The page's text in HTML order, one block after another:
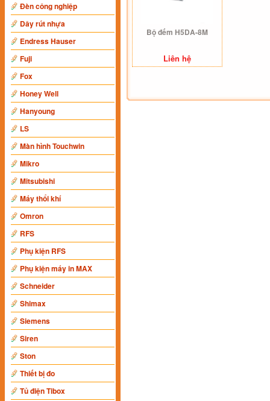
Đèn công nghiệp
Dây rút nhựa
Endress Hauser
Fuji
Fox
Honey Well
Hanyoung
LS
Màn hình Touchwin
Mikro
Mitsubishi
Máy thổi khí
Omron
RFS
Phụ kiện RFS
Phụ kiện máy in MAX
Schneider
Shimax
Siemens
Siren
Ston
Thiết bị đo
Tủ điện Tibox
Bộ đếm H5DA-8M
Liên hệ